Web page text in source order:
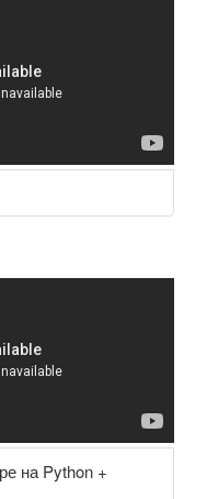
на Python +